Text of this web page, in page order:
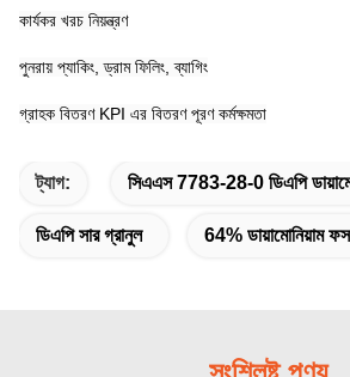
কার্যকর খরচ নিয়ন্ত্রণ
পুনরায় প্যাকিং, ড্রাম ফিলিং, ব্যাগিং
গ্রাহক বিতরণ KPI এর বিতরণ পূরণ কর্মক্ষমতা
ট্যাগ: সিএএস 7783-28-0 ডিএপি
ডিএপি সার গ্রানুল 64% ডায়ামোনিয়াম